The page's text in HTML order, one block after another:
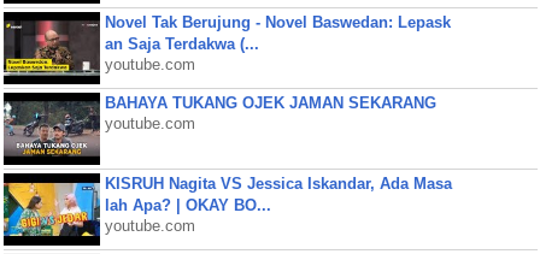
Novel Tak Berujung - Novel Baswedan: Lepask
an Saja Terdakwa (...
youtube.com
BAHAYA TUKANG OJEK JAMAN SEKARANG
youtube.com
KISRUH Nagita VS Jessica Iskandar, Ada Masa
lah Apa? | OKAY BO...
youtube.com